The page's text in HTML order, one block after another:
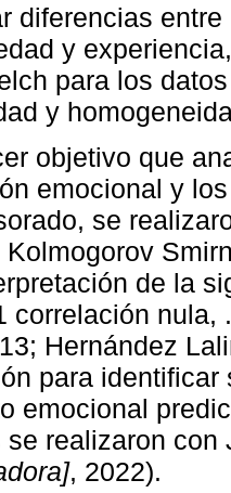
diferencias
y
para los
y
objetivo que
emocional y
se
de la
correlación nula,
Hernández
para
emocional
realizaron con
, 2022).